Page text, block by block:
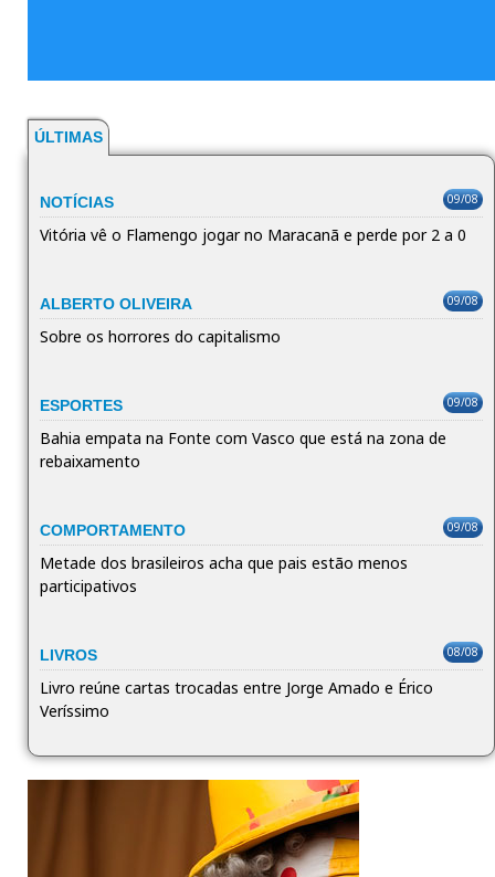
ÚLTIMAS
NOTÍCIAS 09/08
Vitória vê o Flamengo jogar no Maracanã e perde por 2 a 0
ALBERTO OLIVEIRA 09/08
Sobre os horrores do capitalismo
ESPORTES 09/08
Bahia empata na Fonte com Vasco que está na zona de
rebaixamento
COMPORTAMENTO 09/08
Metade dos brasileiros acha que pais estão menos
participativos
LIVROS 08/08
Livro reúne cartas trocadas entre Jorge Amado e Érico
Veríssimo